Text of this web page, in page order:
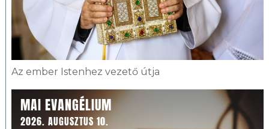
Az ember Istenhez vezető útja
MAI EVANGÉLIUM
2026. AUGUSZTUS 10.